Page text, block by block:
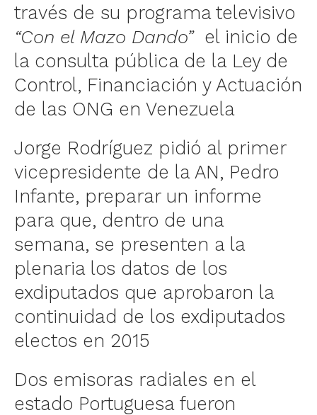
través de su programa televisivo
“Con el Mazo Dando” el inicio de
la consulta pública de la Ley de
Control, Financiación y Actuación
de las ONG en Venezuela
Jorge Rodríguez pidió al primer
vicepresidente de la AN, Pedro
Infante, preparar un informe
para que, dentro de una
semana, se presenten a la
plenaria los datos de los
exdiputados que aprobaron la
continuidad de los exdiputados
electos en 2015
Dos emisoras radiales en el
estado Portuguesa fueron